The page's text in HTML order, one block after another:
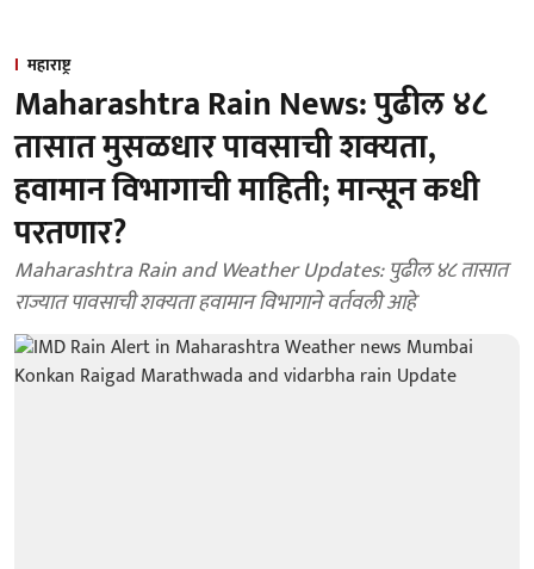
महाराष्ट्र
Maharashtra Rain News: पुढील ४८
तासात मुसळधार पावसाची शक्यता,
हवामान विभागाची माहिती; मान्सून कधी
परतणार?
Maharashtra Rain and Weather Updates: पुढील ४८ तासात
राज्यात पावसाची शक्यता हवामान विभागाने वर्तवली आहे